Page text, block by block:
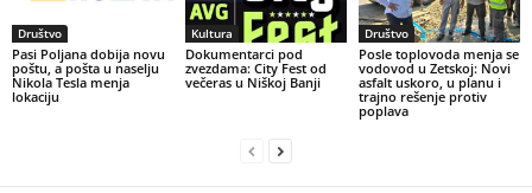
Društvo
Pasi Poljana dobija novu
poštu, a pošta u naselju
Nikola Tesla menja
lokaciju
Kultura
Dokumentarci pod
zvezdama: City Fest od
večeras u Niškoj Banji
Društvo
Posle toplovoda menja se
vodovod u Zetskoj: Novi
asfalt uskoro, u planu i
trajno rešenje protiv
poplava